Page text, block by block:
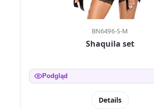
BN6496-S-M
Shaquila set
Podgląd
Details